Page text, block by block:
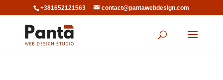
+381652121563 contact@pantawebdesign.com